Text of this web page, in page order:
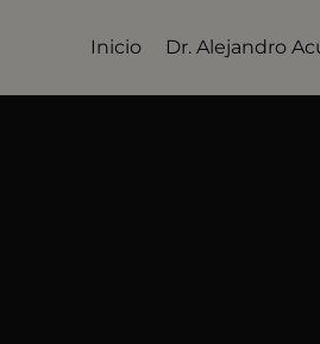
Inicio Dr. Alejandro